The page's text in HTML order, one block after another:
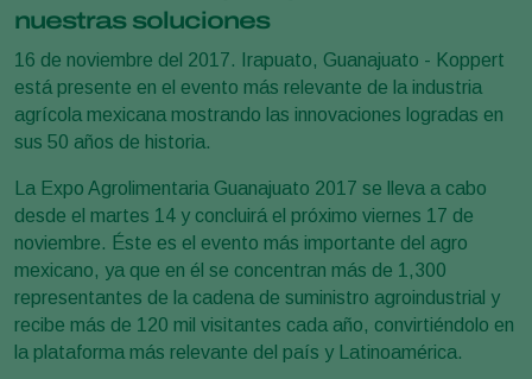
nuestras soluciones
16 de noviembre del 2017. Irapuato, Guanajuato - Koppert
está presente en el evento más relevante de la industria
agrícola mexicana mostrando las innovaciones logradas en
sus 50 años de historia.
La Expo Agrolimentaria Guanajuato 2017 se lleva a cabo
desde el martes 14 y concluirá el próximo viernes 17 de
noviembre. Éste es el evento más importante del agro
mexicano, ya que en él se concentran más de 1,300
representantes de la cadena de suministro agroindustrial y
recibe más de 120 mil visitantes cada año, convirtiéndolo en
la plataforma más relevante del país y Latinoamérica.